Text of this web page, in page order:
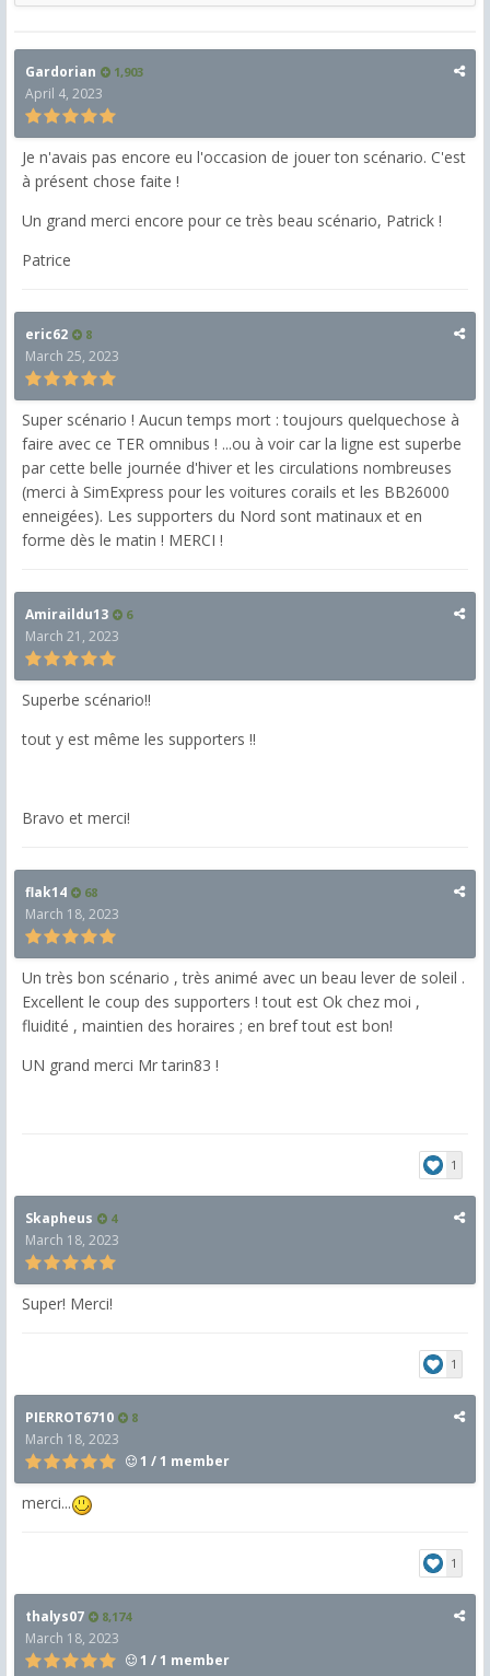
Gardorian 1,903
April 4, 2023
Je n'avais pas encore eu l'occasion de jouer ton scénario. C'est
à présent chose faite !
Un grand merci encore pour ce très beau scénario, Patrick !
Patrice
eric62 8
March 25, 2023
Super scénario ! Aucun temps mort : toujours quelquechose à
faire avec ce TER omnibus ! ...ou à voir car la ligne est superbe
par cette belle journée d'hiver et les circulations nombreuses
(merci à SimExpress pour les voitures corails et les BB26000
enneigées). Les supporters du Nord sont matinaux et en
forme dès le matin ! MERCI !
Amiraildu13 6
March 21, 2023
Superbe scénario!!
tout y est même les supporters !!
Bravo et merci!
flak14 68
March 18, 2023
Un très bon scénario , très animé avec un beau lever de soleil .
Excellent le coup des supporters ! tout est Ok chez moi ,
fluidité , maintien des horaires ; en bref tout est bon!
UN grand merci Mr tarin83 !
1
Skapheus 4
March 18, 2023
Super! Merci!
1
PIERROT6710 8
March 18, 2023
1 / 1 member
merci...
1
thalys07 8,174
March 18, 2023
1 / 1 member